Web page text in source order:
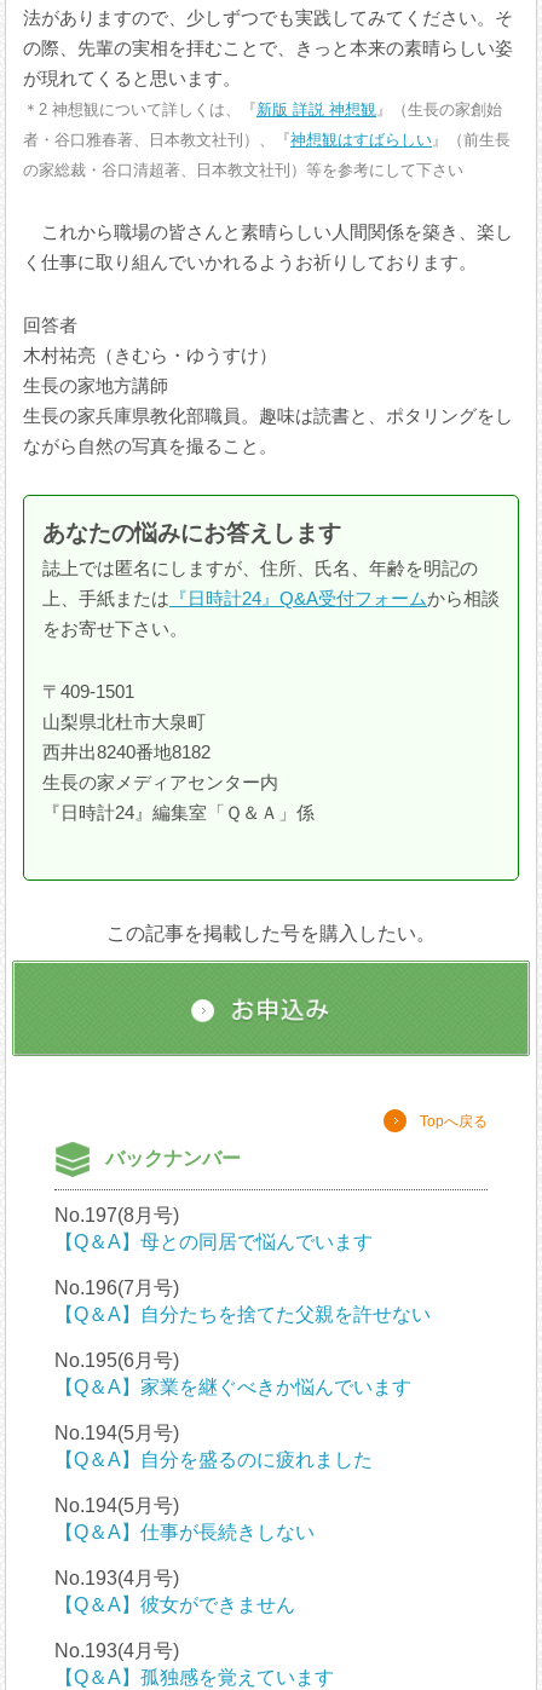
法がありますので、少しずつでも実践してみてください。そ
の際、先輩の実相を拝むことで、きっと本来の素晴らしい姿
が現れてくると思います。
＊2 神想観について詳しくは、『新版 詳説 神想観 』（生長の家創始
者・谷口雅春著、日本教文社刊）、『神想観はすばらしい 』（前生長
の家総裁・谷口清超著、日本教文社刊）等を参考にして下さい
これから職場の皆さんと素晴らしい人間関係を築き、楽し
く仕事に取り組んでいかれるようお祈りしております。
回答者
木村祐亮（きむら・ゆうすけ）
生長の家地方講師
生長の家兵庫県教化部職員。趣味は読書と、ポタリングをし
ながら自然の写真を撮ること。
あなたの悩みにお答えします
誌上では匿名にしますが、住所、氏名、年齢を明記の
上、手紙または 『日時計24』Q&A受付フォームから相談
をお寄せ下さい。
〒409-1501
山梨県北杜市大泉町
西井出8240番地8182
生長の家メディアセンター内
『日時計24』編集室「Ｑ＆Ａ」係
この記事を掲載した号を購入したい。
Topへ戻る
バックナンバー
No.197(8月号)
【Q＆A】母との同居で悩んでいます
No.196(7月号)
【Q＆A】自分たちを捨てた父親を許せない
No.195(6月号)
【Q＆A】家業を継ぐべきか悩んでいます
No.194(5月号)
【Q＆A】自分を盛るのに疲れました
No.194(5月号)
【Q＆A】仕事が長続きしない
No.193(4月号)
【Q＆A】彼女ができません
No.193(4月号)
【Q＆A】孤独感を覚えています